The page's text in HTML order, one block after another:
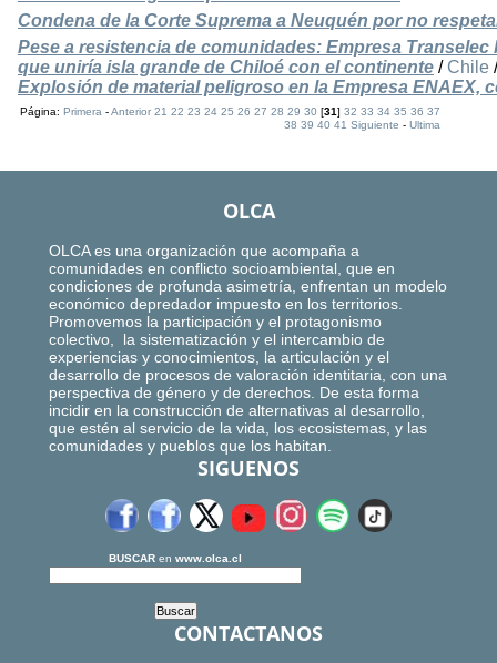
Condena de la Corte Suprema a Neuquén por no
Pese a resistencia de comunidades: Empresa
que uniría isla grande de Chiloé con el continente / Chile
Explosión de material peligroso en la Empresa ENAEX,
Página:Primera -Anterior 21 22 23 24 25 26 27 28 29 30 [31]32 33 34 35 36 37
38 39 40 41 Siguiente -Ultima
OLCA
OLCA es una organización que acompaña a
comunidades en conflicto socioambiental, que en
condiciones de profunda asimetría, enfrentan un modelo
económico depredador impuesto en los territorios.
Promovemos la participación y el protagonismo
colectivo, la sistematización y el intercambio de
experiencias y conocimientos, la articulación y el
desarrollo de procesos de valoración identitaria, con una
perspectiva de género y de derechos. De esta forma
incidir en la construcción de alternativas al desarrollo,
que estén al servicio de la vida, los ecosistemas, y las
comunidades y pueblos que los habitan.
SIGUENOS
BUSCAR en www.olca.cl
CONTACTANOS